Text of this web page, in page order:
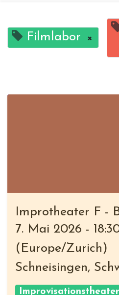
Filmlabor ×
Improtheater F -
7. Mai 2026 -
( Europe/Zurich )
Schneisingen,
Improvisationstheater